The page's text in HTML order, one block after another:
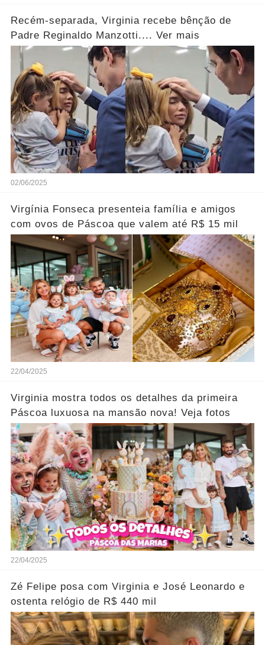
Recém-separada, Virginia recebe bênção de
Padre Reginaldo Manzotti.... Ver mais
02/06/2025
Virgínia Fonseca presenteia família e amigos
com ovos de Páscoa que valem até R$ 15 mil
22/04/2025
Virginia mostra todos os detalhes da primeira
Páscoa luxuosa na mansão nova! Veja fotos
22/04/2025
Zé Felipe posa com Virginia e José Leonardo e
ostenta relógio de R$ 440 mil